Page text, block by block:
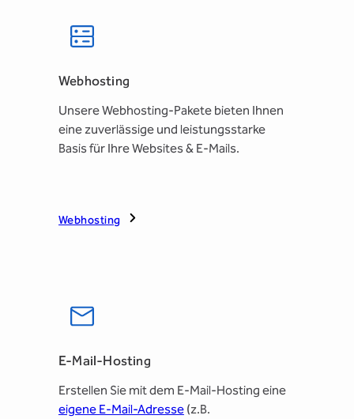
Webhosting
Unsere Webhosting-Pakete bieten Ihnen
eine zuverlässige und leistungsstarke
Basis für Ihre Websites & E-Mails.
Webhosting
E-Mail-Hosting
Erstellen Sie mit dem E-Mail-Hosting eine
eigene E-Mail-Adresse(z.B.